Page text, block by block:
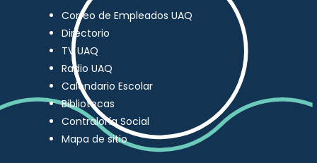
Correo de Empleados UAQ
Directorio
TV UAQ
Radio UAQ
Calendario Escolar
Bibliotecas
Contraloría Social
Mapa de sitio